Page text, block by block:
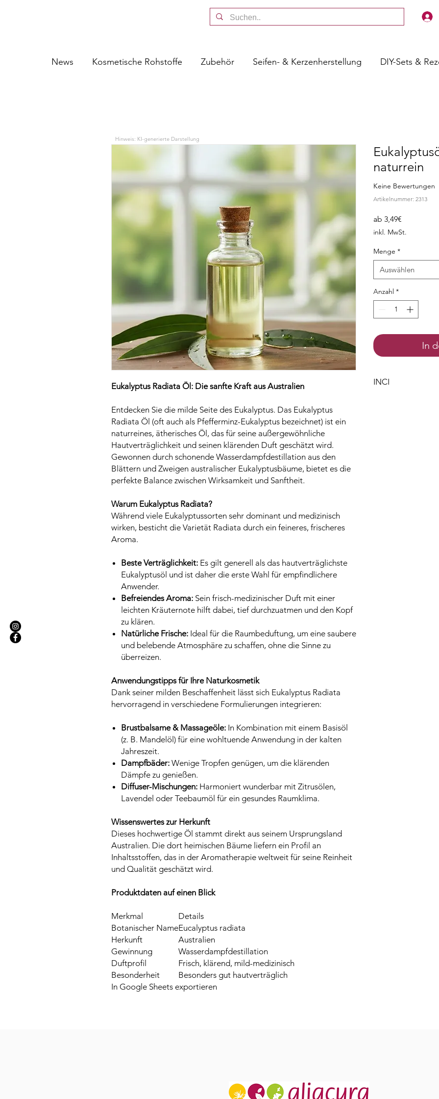
News Kosmetische Rohstoffe Zubehör Seifen- & Kerzenherstellung DIY-Sets &
Eukalyptus Radiata Öl: Die sanfte Kraft aus Australien
Entdecken Sie die milde Seite des Eukalyptus. Das Eukalyptus
Radiata Öl (oft auch als Pfefferminz-Eukalyptus bezeichnet) ist ein
naturreines, ätherisches Öl, das für seine außergewöhnliche
Hautverträglichkeit und seinen klärenden Duft geschätzt wird.
Gewonnen durch schonende Wasserdampfdestillation aus den
Blättern und Zweigen australischer Eukalyptusbäume, bietet es die
perfekte Balance zwischen Wirksamkeit und Sanftheit.
Warum Eukalyptus Radiata?
Während viele Eukalyptussorten sehr dominant und medizinisch
wirken, besticht die Varietät Radiata durch ein feineres, frischeres
Aroma.
Beste Verträglichkeit: Es gilt generell als das hautverträglichste
Eukalyptusöl und ist daher die erste Wahl für empfindlichere
Anwender.
Befreiendes Aroma: Sein frisch-medizinischer Duft mit einer
leichten Kräuternote hilft dabei, tief durchzuatmen und den Kopf
zu klären.
Natürliche Frische: Ideal für die Raumbeduftung, um eine saubere
und belebende Atmosphäre zu schaffen, ohne die Sinne zu
überreizen.
Anwendungstipps für Ihre Naturkosmetik
Dank seiner milden Beschaffenheit lässt sich Eukalyptus Radiata
hervorragend in verschiedene Formulierungen integrieren:
Brustbalsame & Massageöle: In Kombination mit einem Basisöl
(z. B. Mandelöl) für eine wohltuende Anwendung in der kalten
Jahreszeit.
Dampfbäder: Wenige Tropfen genügen, um die klärenden
Dämpfe zu genießen.
Diffuser-Mischungen: Harmoniert wunderbar mit Zitrusölen,
Lavendel oder Teebaumöl für ein gesundes Raumklima.
Wissenswertes zur Herkunft
Dieses hochwertige Öl stammt direkt aus seinem Ursprungsland
Australien. Die dort heimischen Bäume liefern ein Profil an
Inhaltsstoffen, das in der Aromatherapie weltweit für seine Reinheit
und Qualität geschätzt wird.
Produktdaten auf einen Blick
Merkmal
Details
Botanischer NameEucalyptus radiata
Herkunft
Australien
Gewinnung
Wasserdampfdestillation
Duftprofil
Frisch, klärend, mild-medizinisch
Besonderheit
Besonders gut hautverträglich
In Google Sheets exportieren
naturrein
Keine Bewertungen
Artikelnummer: 2313
ab 3,49€
Preis
inkl. MwSt.
Menge *
Auswählen
Anzahl *
In
INCI
Hinweis: KI-generierte Darstellung